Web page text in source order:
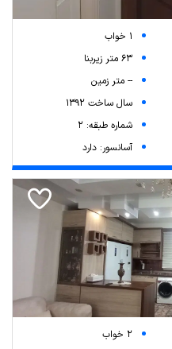
1 خواب
63 متر زیربنا
-- متر زمین
سال ساخت 1392
شماره طبقه: 2
آسانسور: دارد
2 خواب